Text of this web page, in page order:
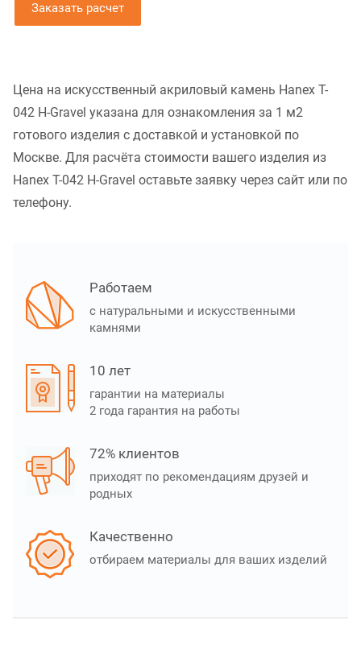
Заказать расчет
Цена на искусственный акриловый камень Hanex T-
042 H-Gravel указана для ознакомления за 1 м2
готового изделия с доставкой и установкой по
Москве. Для расчёта стоимости вашего изделия из
Hanex T-042 H-Gravel оставьте заявку через сайт или по
телефону.
Работаем
с натуральными и искусственными
камнями
10 лет
гарантии на материалы
2 года гарантия на работы
72% клиентов
приходят по рекомендациям друзей и
родных
Качественно
отбираем материалы для ваших изделий